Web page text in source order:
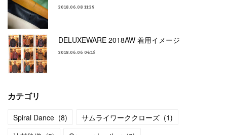
2018.06.08 11:29
DELUXEWARE 2018AW 着用イメージ
2018.06.06 04:15
カテゴリ
Spiral Dance (8) サムライワーククローズ (1)